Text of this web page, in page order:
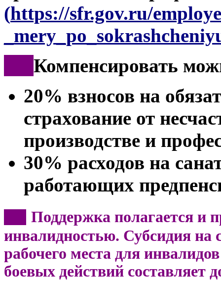
(https://sfr.gov.ru/
Компенсировать
20% взносов на
страхование от
производстве и
30% расходов на
работающих
Поддержка полагается и
инвалидностью. Субсидия на
рабочего места для
боевых действий составляет